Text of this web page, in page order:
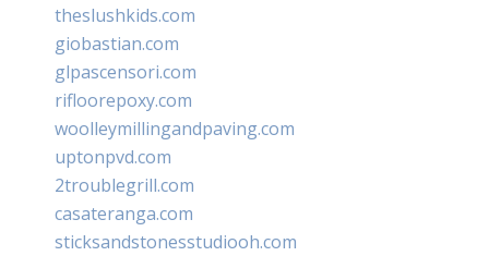
theslushkids.com
giobastian.com
glpascensori.com
rifloorepoxy.com
woolleymillingandpaving.com
uptonpvd.com
2troublegrill.com
casateranga.com
sticksandstonesstudiooh.com